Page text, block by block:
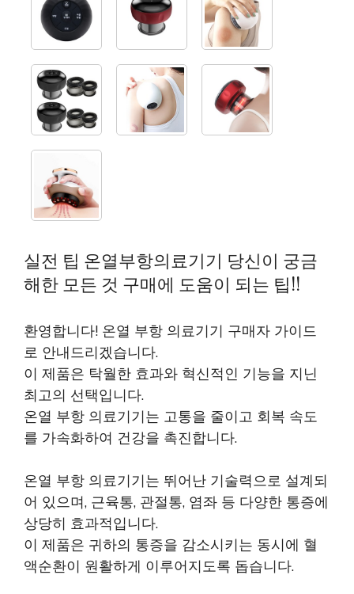
실전 팁 온열부항의료기기 당신이 궁금
해한 모든 것 구매에 도움이 되는 팁!!
환영합니다! 온열 부항 의료기기 구매자 가이드
로 안내드리겠습니다.
이 제품은 탁월한 효과와 혁신적인 기능을 지닌
최고의 선택입니다.
온열 부항 의료기기는 고통을 줄이고 회복 속도
를 가속화하여 건강을 촉진합니다.
온열 부항 의료기기는 뛰어난 기술력으로 설계되
어 있으며, 근육통, 관절통, 염좌 등 다양한 통증에
상당히 효과적입니다.
이 제품은 귀하의 통증을 감소시키는 동시에 혈
액순환이 원활하게 이루어지도록 돕습니다.